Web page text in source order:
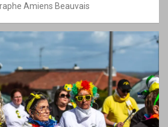
Amiens Beauvais